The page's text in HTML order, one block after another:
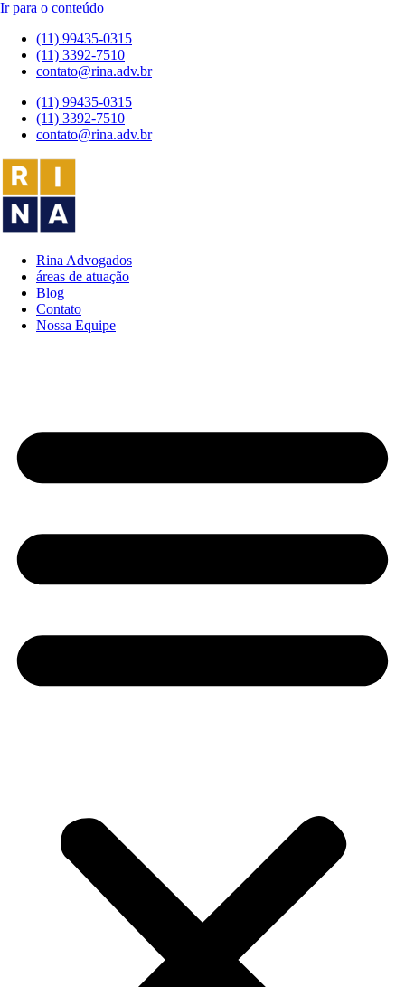
Ir para o conteúdo
(11) 99435-0315
(11) 3392-7510
contato@rina.adv.br
(11) 99435-0315
(11) 3392-7510
contato@rina.adv.br
Rina Advogados
áreas de atuação
Blog
Contato
Nossa Equipe